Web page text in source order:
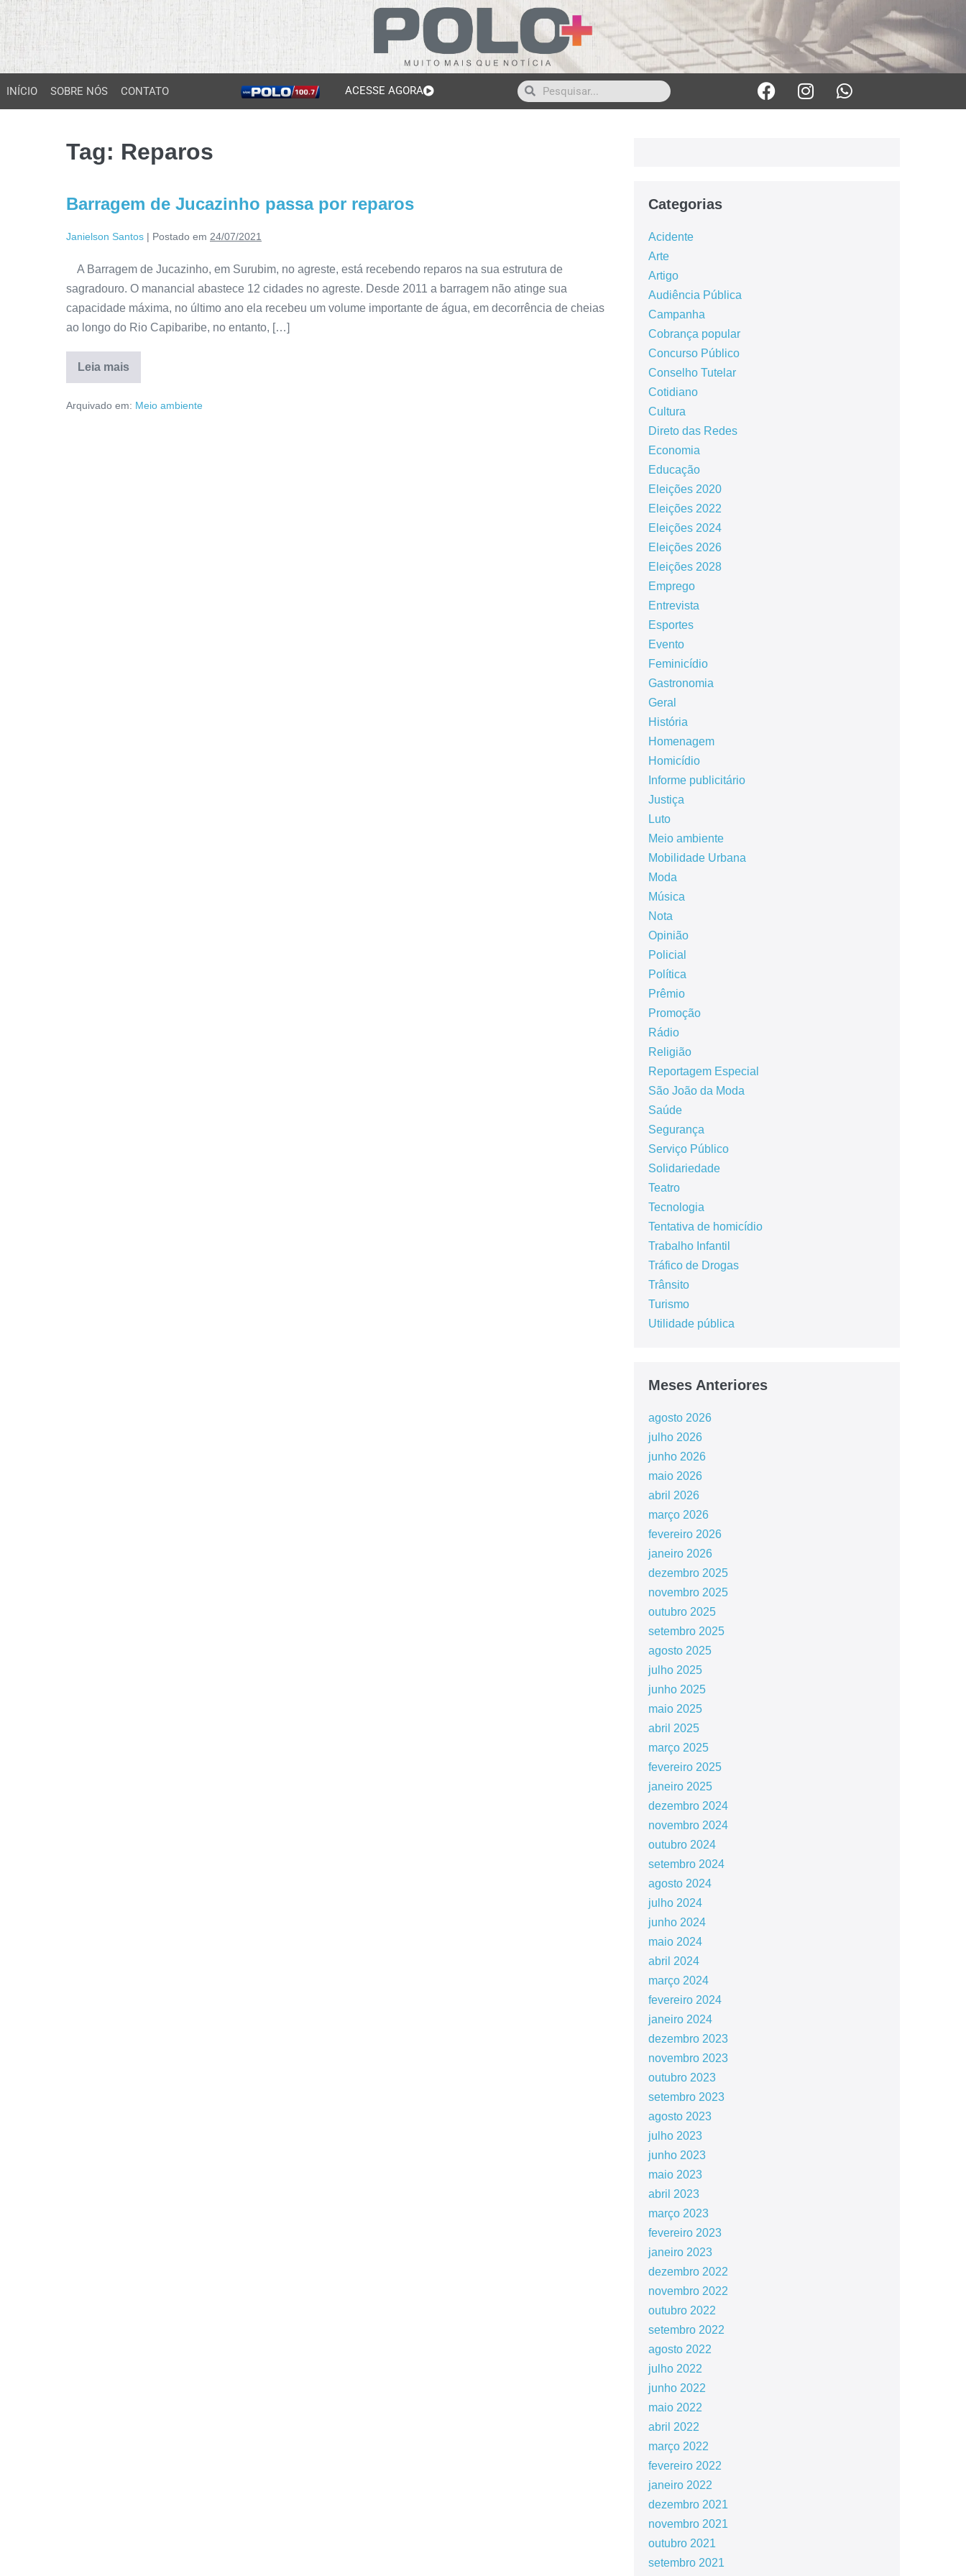
INÍCIO SOBRE NÓS CONTATO ACESSE AGORA
Tag: Reparos
Barragem de Jucazinho passa por reparos
Janielson Santos | Postado em 24/07/2021
A Barragem de Jucazinho, em Surubim, no agreste, está recebendo reparos na sua estrutura de
sagradouro. O manancial abastece 12 cidades no agreste. Desde 2011 a barragem não atinge sua
capacidade máxima, no último ano ela recebeu um volume importante de água, em decorrência de cheias
ao longo do Rio Capibaribe, no entanto, […]
Leia mais
Arquivado em: Meio ambiente
Categorias
Acidente
Arte
Artigo
Audiência Pública
Campanha
Cobrança popular
Concurso Público
Conselho Tutelar
Cotidiano
Cultura
Direto das Redes
Economia
Educação
Eleições 2020
Eleições 2022
Eleições 2024
Eleições 2026
Eleições 2028
Emprego
Entrevista
Esportes
Evento
Feminicídio
Gastronomia
Geral
História
Homenagem
Homicídio
Informe publicitário
Justiça
Luto
Meio ambiente
Mobilidade Urbana
Moda
Música
Nota
Opinião
Policial
Política
Prêmio
Promoção
Rádio
Religião
Reportagem Especial
São João da Moda
Saúde
Segurança
Serviço Público
Solidariedade
Teatro
Tecnologia
Tentativa de homicídio
Trabalho Infantil
Tráfico de Drogas
Trânsito
Turismo
Utilidade pública
Meses Anteriores
agosto 2026
julho 2026
junho 2026
maio 2026
abril 2026
março 2026
fevereiro 2026
janeiro 2026
dezembro 2025
novembro 2025
outubro 2025
setembro 2025
agosto 2025
julho 2025
junho 2025
maio 2025
abril 2025
março 2025
fevereiro 2025
janeiro 2025
dezembro 2024
novembro 2024
outubro 2024
setembro 2024
agosto 2024
julho 2024
junho 2024
maio 2024
abril 2024
março 2024
fevereiro 2024
janeiro 2024
dezembro 2023
novembro 2023
outubro 2023
setembro 2023
agosto 2023
julho 2023
junho 2023
maio 2023
abril 2023
março 2023
fevereiro 2023
janeiro 2023
dezembro 2022
novembro 2022
outubro 2022
setembro 2022
agosto 2022
julho 2022
junho 2022
maio 2022
abril 2022
março 2022
fevereiro 2022
janeiro 2022
dezembro 2021
novembro 2021
outubro 2021
setembro 2021